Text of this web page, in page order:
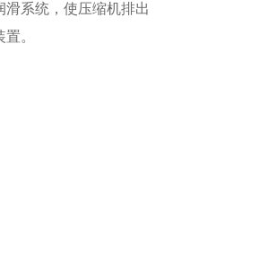
滑系统，使压缩机排出
。